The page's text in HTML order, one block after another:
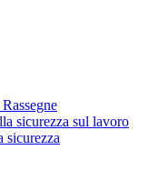
sicurezza sul lavoro
sicurezza